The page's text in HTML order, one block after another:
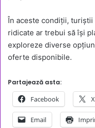
În aceste condiții,
ridicate ar trebui să își
exploreze diverse
oferte disponibile.
Partajează asta:
Facebook X
Email